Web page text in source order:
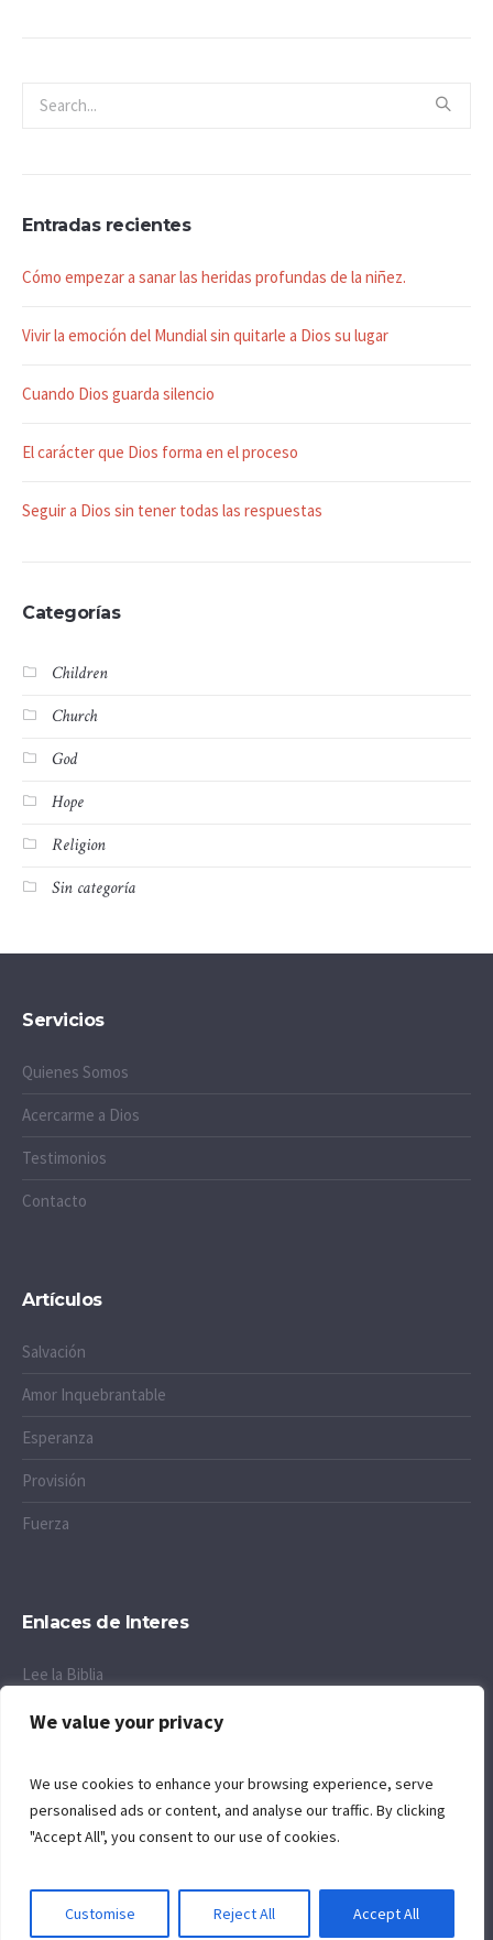
We value your privacy
We use cookies to enhance your browsing experience, serve
personalised ads or content, and analyse our traffic. By clicking
"Accept All", you consent to our use of cookies.
Customise Reject All Accept All
Entradas recientes
Cómo empezar a sanar las heridas profundas de la niñez.
Vivir la emoción del Mundial sin quitarle a Dios su lugar
Cuando Dios guarda silencio
El carácter que Dios forma en el proceso
Seguir a Dios sin tener todas las respuestas
Categorías
Children
Church
God
Hope
Religion
Sin categoría
Servicios
Quienes Somos
Acercarme a Dios
Testimonios
Contacto
Artículos
Salvación
Amor Inquebrantable
Esperanza
Provisión
Fuerza
Enlaces de Interes
Lee la Biblia
Resuelve tus Preguntas
© 2025